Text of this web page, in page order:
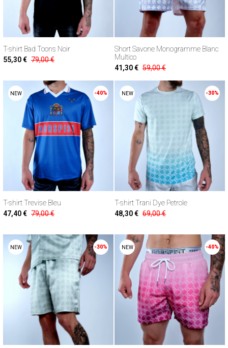
T-shirt Bad Toons Noir
55,30 € 79,00 €
Short Savone Monogramme Blanc
Multico
41,30 € 59,00 €
NEW -40%
T-shirt Trevise Bleu
47,40 € 79,00 €
NEW -30%
T-shirt Trani Dye Petrole
48,30 € 69,00 €
NEW -30% NEW -40%